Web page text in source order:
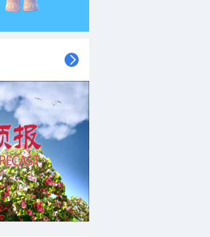
00时 01时